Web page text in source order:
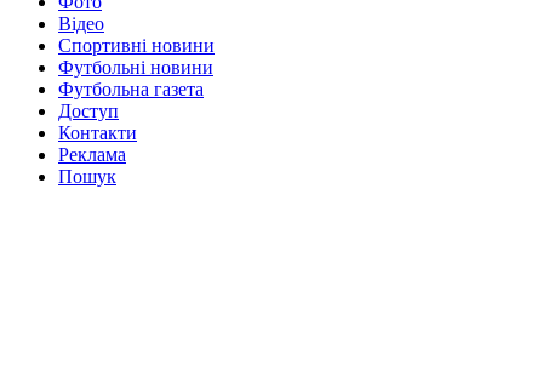
Відео
Спортивні новини
Футбольні новини
Футбольна газета
Доступ
Контакти
Реклама
Пошук